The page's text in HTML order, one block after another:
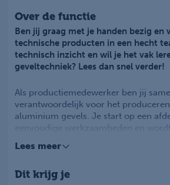
Over de functie
Ben jij graag met je handen bezig en
technische producten in een hecht
technisch inzicht en wil je het vak
geveltechniek? Lees dan snel verder!
Als productiemedewerker ben jij
verantwoordelijk voor het
aluminium gevels. Je start op een
eenvoudige werkzaamheden en
kwaliteit van de producten en denkt
komt hierbij goed van pas, en er is
Lees meer
Dit krijg je